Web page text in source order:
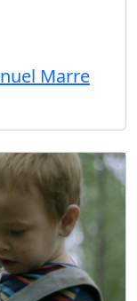
Marre